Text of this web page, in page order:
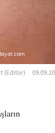
(Editör)